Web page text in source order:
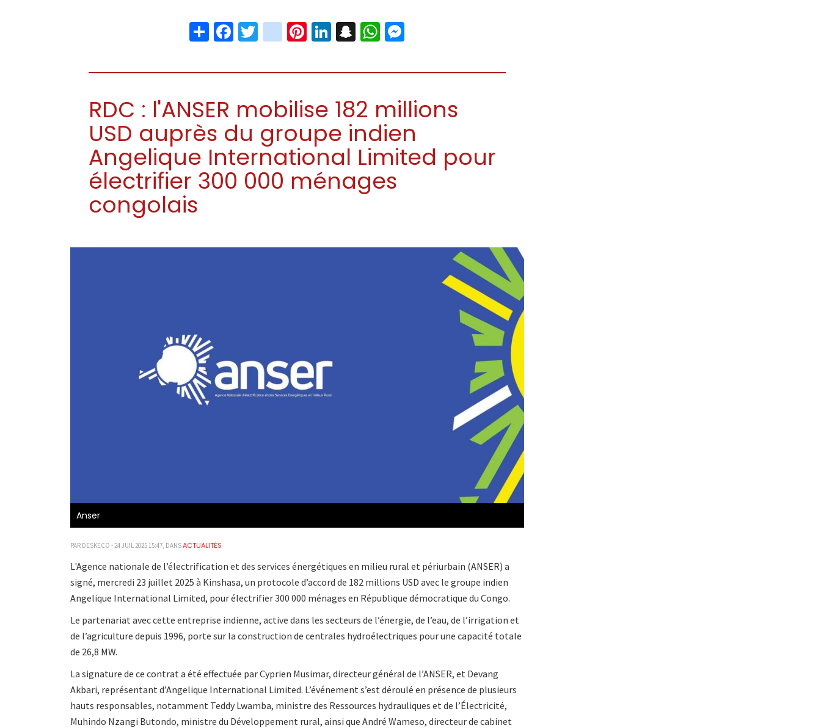
ShareFacebook
Twitter
instagram
Pinterest
LinkedIn
Snapchat
WhatsApp
RDC : l'ANSER mobilise 182 millions
USD auprès du groupe indien
Angelique International Limited pour
électrifier 300 000 ménages
congolais
Anser
PAR DESKECO - 24 JUIL 2025 15:47, DANSACTUALITÉS
L'Agence nationale de l’électrification et des services énergétiques en milieu rural et périurbain (ANSER) a
signé, mercredi 23 juillet 2025 à Kinshasa, un protocole d’accord de 182 millions USD avec le groupe indien
Angelique International Limited, pour électrifier 300 000 ménages en République démocratique du Congo.
Le partenariat avec cette entreprise indienne, active dans les secteurs de l’énergie, de l’eau, de l’irrigation et
de l’agriculture depuis 1996, porte sur la construction de centrales hydroélectriques pour une capacité totale
de 26,8 MW.
La signature de ce contrat a été effectuée par Cyprien Musimar, directeur général de l’ANSER, et Devang
Akbari, représentant d’Angelique International Limited. L’événement s’est déroulé en présence de plusieurs
hauts responsables, notamment Teddy Lwamba, ministre des Ressources hydrauliques et de l’Électricité,
Muhindo Nzangi Butondo, ministre du Développement rural, ainsi que André Wameso, directeur de cabinet